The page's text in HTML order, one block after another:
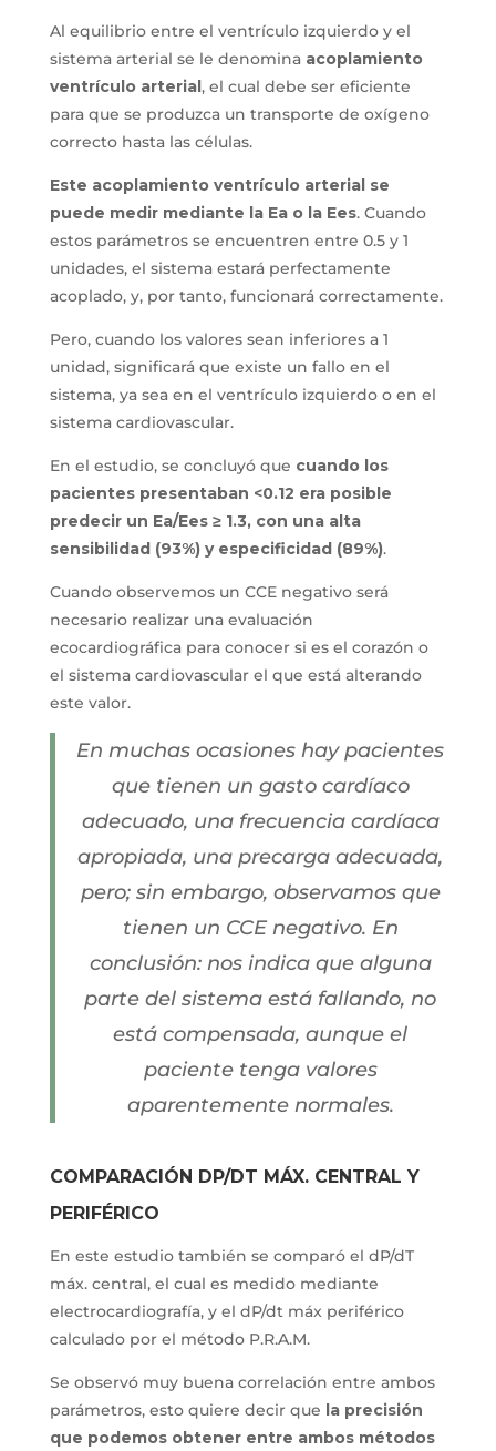
Al equilibrio entre el ventrículo izquierdo y el
sistema arterial se le denomina acoplamiento
ventrículo arterial, el cual debe ser eficiente
para que se produzca un transporte de oxígeno
correcto hasta las células.
Este acoplamiento ventrículo arterial se
puede medir mediante la Ea o la Ees. Cuando
estos parámetros se encuentren entre 0.5 y 1
unidades, el sistema estará perfectamente
acoplado, y, por tanto, funcionará correctamente.
Pero, cuando los valores sean inferiores a 1
unidad, significará que existe un fallo en el
sistema, ya sea en el ventrículo izquierdo o en el
sistema cardiovascular.
En el estudio, se concluyó que cuando los
pacientes presentaban <0.12 era posible
predecir un Ea/Ees ≥ 1.3, con una alta
sensibilidad (93%) y especificidad (89%).
Cuando observemos un CCE negativo será
necesario realizar una evaluación
ecocardiográfica para conocer si es el corazón o
el sistema cardiovascular el que está alterando
este valor.
En muchas ocasiones hay pacientes
que tienen un gasto cardíaco
adecuado, una frecuencia cardíaca
apropiada, una precarga adecuada,
pero; sin embargo, observamos que
tienen un CCE negativo. En
conclusión: nos indica que alguna
parte del sistema está fallando, no
está compensada, aunque el
paciente tenga valores
aparentemente normales.
COMPARACIÓN DP/DT MÁX. CENTRAL Y
PERIFÉRICO
En este estudio también se comparó el dP/dT
máx. central, el cual es medido mediante
electrocardiografía, y el dP/dt máx periférico
calculado por el método P.R.A.M.
Se observó muy buena correlación entre ambos
parámetros, esto quiere decir que la precisión
que podemos obtener entre ambos métodos